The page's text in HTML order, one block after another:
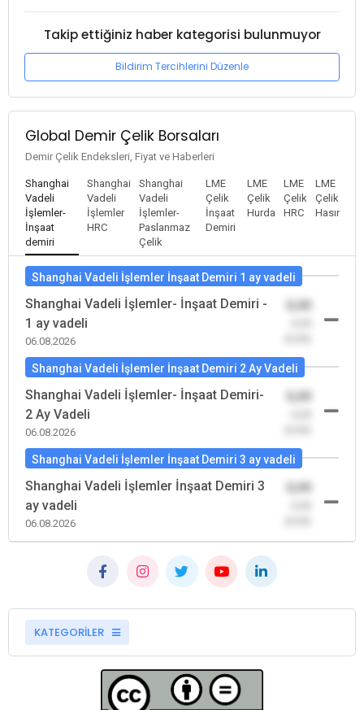
Takip ettiğiniz haber kategorisi bulunmuyor
Bildirim Tercihlerini Düzenle
Global Demir Çelik Borsaları
Demir Çelik Endeksleri, Fiyat ve Haberleri
Shanghai
Vadeli
İşlemler-
İnşaat
demiri
Shanghai
Vadeli
İşlemler
HRC
Shanghai
Vadeli
İşlemler-
Paslanmaz
Çelik
LME
Çelik
İnşaat
Demiri
LME
Çelik
Hurda
LME
Çelik
HRC
LME
Çelik
Hasır
Shanghai Vadeli İşlemler İnşaat Demiri 1 ay vadeli
Shanghai Vadeli İşlemler- İnşaat Demiri -
1 ay vadeli
06.08.2026
Shanghai Vadeli İşlemler İnşaat Demiri 2 Ay Vadeli
Shanghai Vadeli İşlemler- İnşaat Demiri-
2 Ay Vadeli
06.08.2026
Shanghai Vadeli İşlemler İnşaat Demiri 3 ay vadeli
Shanghai Vadeli İşlemler İnşaat Demiri 3
ay vadeli
06.08.2026
KATEGORİLER